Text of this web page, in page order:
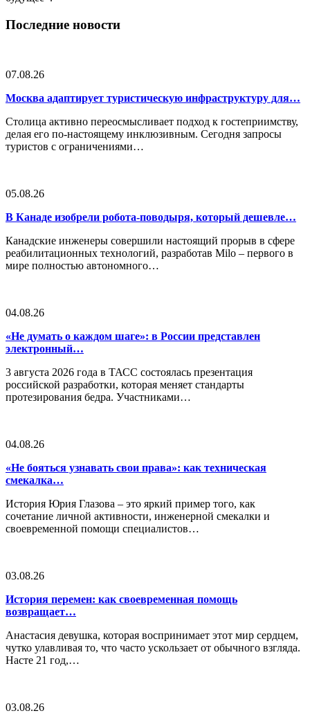
Последние новости
07.08.26
Москва адаптирует туристическую инфраструктуру для…
Столица активно переосмысливает подход к гостеприимству,
делая его по-настоящему инклюзивным. Сегодня запросы
туристов с ограничениями…
05.08.26
В Канаде изобрели робота-поводыря, который дешевле…
Канадские инженеры совершили настоящий прорыв в сфере
реабилитационных технологий, разработав Milo – первого в
мире полностью автономного…
04.08.26
«Не думать о каждом шаге»: в России представлен
электронный…
3 августа 2026 года в ТАСС состоялась презентация
российской разработки, которая меняет стандарты
протезирования бедра. Участниками…
04.08.26
«Не бояться узнавать свои права»: как техническая
смекалка…
История Юрия Глазова – это яркий пример того, как
сочетание личной активности, инженерной смекалки и
своевременной помощи специалистов…
03.08.26
История перемен: как своевременная помощь
возвращает…
Анастасия девушка, которая воспринимает этот мир сердцем,
чутко улавливая то, что часто ускользает от обычного взгляда.
Насте 21 год,…
03.08.26